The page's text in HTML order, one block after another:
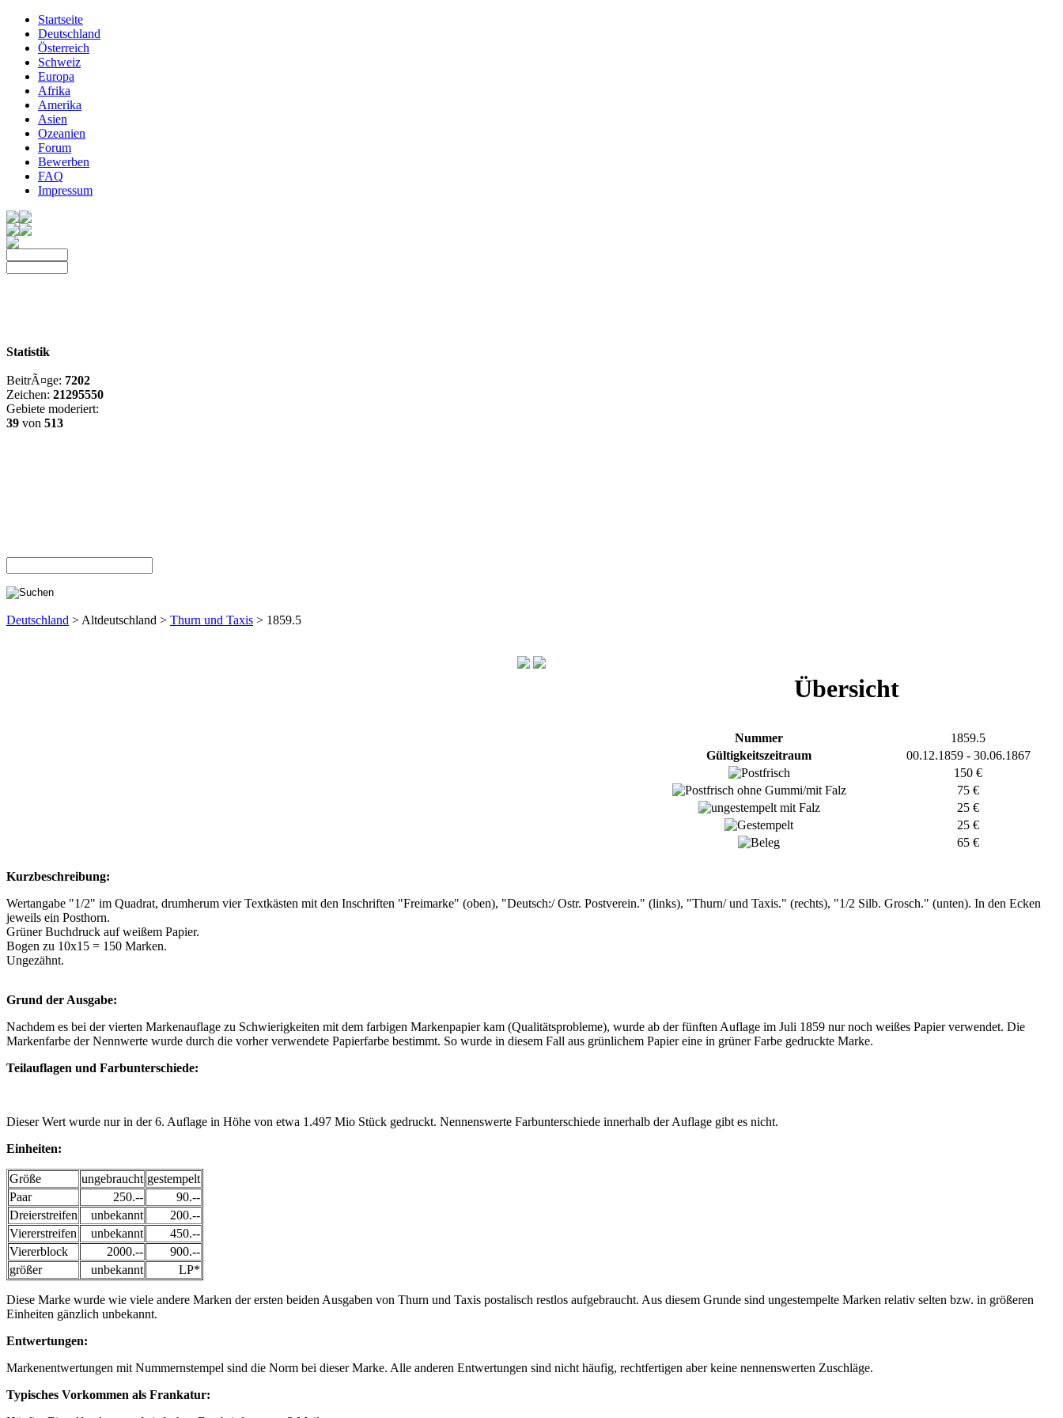
Startseite
Deutschland
Österreich
Schweiz
Europa
Afrika
Amerika
Asien
Ozeanien
Forum
Bewerben
FAQ
Impressum
Statistik
BeitrÃ¤ge: 7202
Zeichen: 21295550
Gebiete moderiert:
39 von 513
Deutschland > Altdeutschland > Thurn und Taxis > 1859.5
Übersicht
Nummer
1859.5
Gültigkeitszeitraum
00.12.1859 - 30.06.1867
150 €
75 €
25 €
25 €
65 €
Kurzbeschreibung:
Wertangabe "1/2" im Quadrat, drumherum vier Textkästen mit den Inschriften "Freimarke" (oben), "Deutsch:/ Ostr. Postverein." (links), "Thurn/ und Taxis." (rechts), "1/2 Silb. Grosch." (unten). In den Ecken
jeweils ein Posthorn.
Grüner Buchdruck auf weißem Papier.
Bogen zu 10x15 = 150 Marken.
Ungezähnt.
Grund der Ausgabe:
Nachdem es bei der vierten Markenauflage zu Schwierigkeiten mit dem farbigen Markenpapier kam (Qualitätsprobleme), wurde ab der fünften Auflage im Juli 1859 nur noch weißes Papier verwendet. Die
Markenfarbe der Nennwerte wurde durch die vorher verwendete Papierfarbe bestimmt. So wurde in diesem Fall aus grünlichem Papier eine in grüner Farbe gedruckte Marke.
Teilauflagen und Farbunterschiede:
Dieser Wert wurde nur in der 6. Auflage in Höhe von etwa 1.497 Mio Stück gedruckt. Nennenswerte Farbunterschiede innerhalb der Auflage gibt es nicht.
Einheiten:
Größe ungebraucht gestempelt
Paar
250.--
90.--
Dreierstreifen
unbekannt
200.--
Viererstreifen
unbekannt
450.--
Viererblock
2000.--
900.--
größer
unbekannt LP*
Diese Marke wurde wie viele andere Marken der ersten beiden Ausgaben von Thurn und Taxis postalisch restlos aufgebraucht. Aus diesem Grunde sind ungestempelte Marken relativ selten bzw. in größeren
Einheiten gänzlich unbekannt.
Entwertungen:
Markenentwertungen mit Nummernstempel sind die Norm bei dieser Marke. Alle anderen Entwertungen sind nicht häufig, rechtfertigen aber keine nennenswerten Zuschläge.
Typisches Vorkommen als Frankatur: